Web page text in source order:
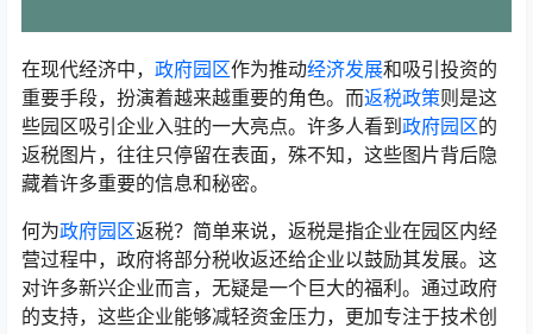
在现代经济中， 政府园区作为推动经济发展和吸引投资的
重要手段，扮演着越来越重要的角色。而返税政策则是这
些园区吸引企业入驻的一大亮点。许多人看到政府园区的
返税图片，往往只停留在表面，殊不知，这些图片背后隐
藏着许多重要的信息和秘密。
何为政府园区返税？简单来说，返税是指企业在园区内经
营过程中，政府将部分税收返还给企业以鼓励其发展。这
对许多新兴企业而言，无疑是一个巨大的福利。通过政府
的支持，这些企业能够减轻资金压力，更加专注于技术创